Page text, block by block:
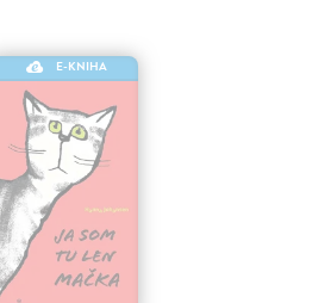
E-KNIHA